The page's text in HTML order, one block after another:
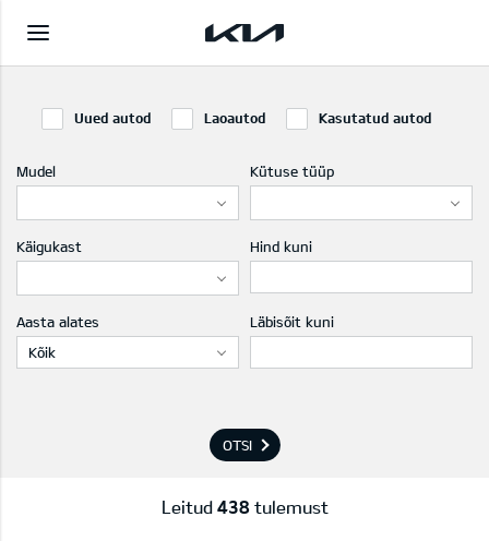
Uued autod Laoautod Kasutatud autod
Mudel Kütuse tüüp
Käigukast Hind kuni
Aasta alates
Kõik
Läbisõit kuni
OTSI
Leitud 438tulemust